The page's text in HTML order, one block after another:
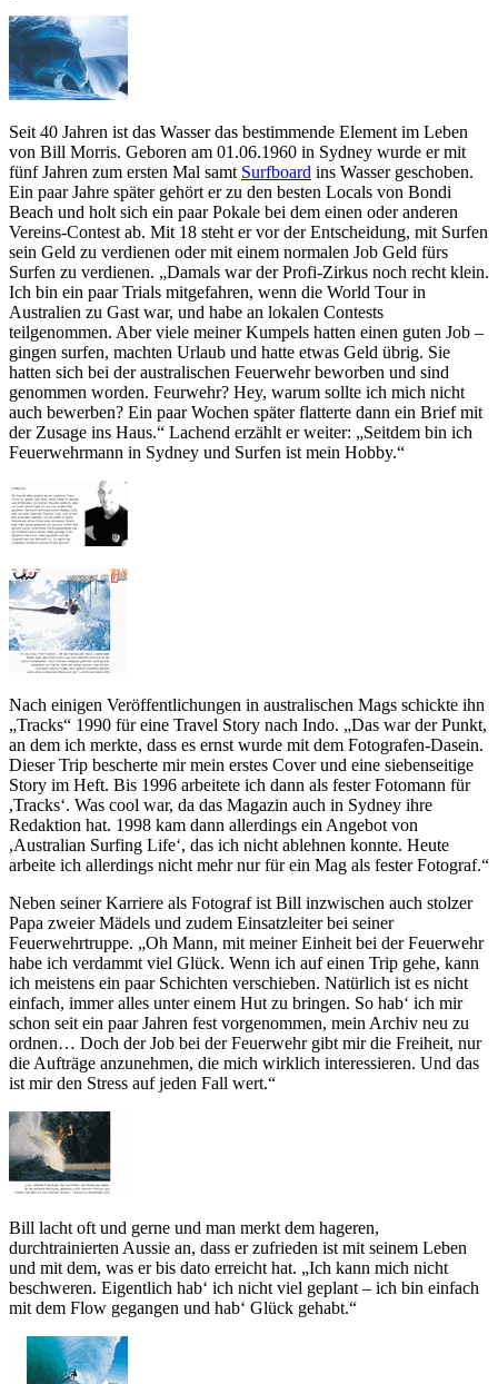
Seit 40 Jahren ist das Wasser das bestimmende Element im Leben
von Bill Morris. Geboren am 01.06.1960 in Sydney wurde er mit
fünf Jahren zum ersten Mal samt Surfboard ins Wasser geschoben.
Ein paar Jahre später gehört er zu den besten Locals von Bondi
Beach und holt sich ein paar Pokale bei dem einen oder anderen
Vereins-Contest ab. Mit 18 steht er vor der Entscheidung, mit Surfen
sein Geld zu verdienen oder mit einem normalen Job Geld fürs
Surfen zu verdienen. „Damals war der Profi-Zirkus noch recht klein.
Ich bin ein paar Trials mitgefahren, wenn die World Tour in
Australien zu Gast war, und habe an lokalen Contests
teilgenommen. Aber viele meiner Kumpels hatten einen guten Job –
gingen surfen, machten Urlaub und hatte etwas Geld übrig. Sie
hatten sich bei der australischen Feuerwehr beworben und sind
genommen worden. Feurwehr? Hey, warum sollte ich mich nicht
auch bewerben? Ein paar Wochen später flatterte dann ein Brief mit
der Zusage ins Haus.“ Lachend erzählt er weiter: „Seitdem bin ich
Feuerwehrmann in Sydney und Surfen ist mein Hobby.“
Nach einigen Veröffentlichungen in australischen Mags schickte ihn
„Tracks“ 1990 für eine Travel Story nach Indo. „Das war der Punkt,
an dem ich merkte, dass es ernst wurde mit dem Fotografen-Dasein.
Dieser Trip bescherte mir mein erstes Cover und eine siebenseitige
Story im Heft. Bis 1996 arbeitete ich dann als fester Fotomann für
,Tracks‘. Was cool war, da das Magazin auch in Sydney ihre
Redaktion hat. 1998 kam dann allerdings ein Angebot von
,Australian Surfing Life‘, das ich nicht ablehnen konnte. Heute
arbeite ich allerdings nicht mehr nur für ein Mag als fester Fotograf.“
Neben seiner Karriere als Fotograf ist Bill inzwischen auch stolzer
Papa zweier Mädels und zudem Einsatzleiter bei seiner
Feuerwehrtruppe. „Oh Mann, mit meiner Einheit bei der Feuerwehr
habe ich verdammt viel Glück. Wenn ich auf einen Trip gehe, kann
ich meistens ein paar Schichten verschieben. Natürlich ist es nicht
einfach, immer alles unter einem Hut zu bringen. So hab‘ ich mir
schon seit ein paar Jahren fest vorgenommen, mein Archiv neu zu
ordnen… Doch der Job bei der Feuerwehr gibt mir die Freiheit, nur
die Aufträge anzunehmen, die mich wirklich interessieren. Und das
ist mir den Stress auf jeden Fall wert.“
Bill lacht oft und gerne und man merkt dem hageren,
durchtrainierten Aussie an, dass er zufrieden ist mit seinem Leben
und mit dem, was er bis dato erreicht hat. „Ich kann mich nicht
beschweren. Eigentlich hab‘ ich nicht viel geplant – ich bin einfach
mit dem Flow gegangen und hab‘ Glück gehabt.“